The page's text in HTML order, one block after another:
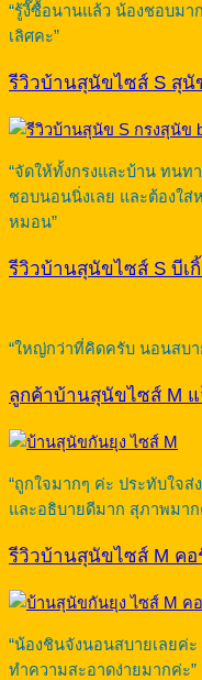
“รู้งี๊ซื้อนานแล้ว น้องชอบม
เลิศคะ”
รีวิวบ้านสุนัขไซส์ S สุนั
“จัดให้ทั้งกรงและบ้าน ทนท
ชอบนอนนิ่งเลย และต้องใส่
หมอน”
รีวิวบ้านสุนัขไซส์ S บีเ
“ใหญ่กว่าที่คิดครับ นอนสบ
ลูกค้าบ้านสุนัขไซส์ M แ
“ถูกใจมากๆ ค่ะ ประทับใจส่
และอธิบายดีมาก สุภาพมาก
รีวิวบ้านสุนัขไซส์ M คอ
“น้องชินจังนอนสบายเลยค่
ทำความสะอาดง่ายมากค่ะ”